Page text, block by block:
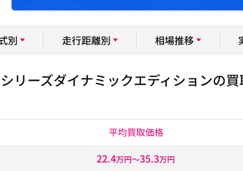
別 走行距離別 相場推移
リーズダイナミックエディションの
平均買取価格
22.4万円〜35.3万円